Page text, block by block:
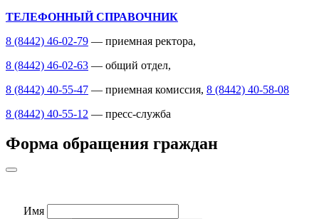
ТЕЛЕФОННЫЙ СПРАВОЧНИК
8 (8442) 46-02-79 — приемная ректора,
8 (8442) 46-02-63 — общий отдел,
8 (8442) 40-55-47 — приемная комиссия, 8 (8442) 40-58-08
8 (8442) 40-55-12 — пресс-служба
Форма обращения граждан
Имя